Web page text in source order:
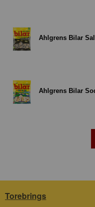
Ahlgrens Bilar
Ahlgrens Bilar
Torebrings